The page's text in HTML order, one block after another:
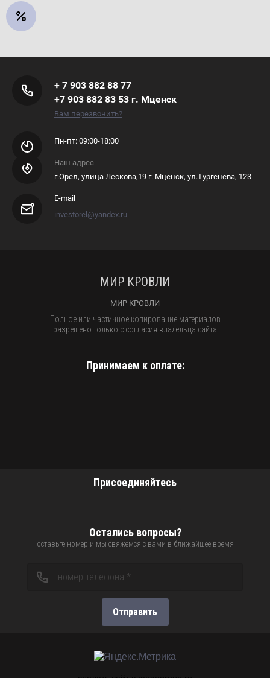
+ 7 903 882 88 77
+7 903 882 83 53 г. Мценск
Вам перезвонить?
Пн-пт: 09:00-18:00
Наш адрес
г.Орел, улица Лескова,19 г. Мценск, ул.Тургенева, 123
E-mail
investorel@yandex.ru
МИР КРОВЛИ
МИР КРОВЛИ
Полное или частичное копирование материалов
разрешено только с согласия владельца сайта
Принимаем к оплате:
Присоединяйтесь
Остались вопросы?
оставьте номер и мы свяжемся с вами в ближайшее время
Отправить